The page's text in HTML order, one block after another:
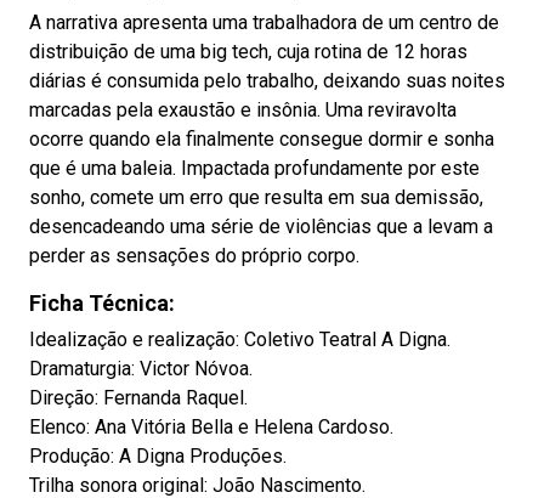
A narrativa apresenta uma trabalhadora de um centro de
distribuição de uma big tech, cuja rotina de 12 horas
diárias é consumida pelo trabalho, deixando suas noites
marcadas pela exaustão e insônia. Uma reviravolta
ocorre quando ela finalmente consegue dormir e sonha
que é uma baleia. Impactada profundamente por este
sonho, comete um erro que resulta em sua demissão,
desencadeando uma série de violências que a levam a
perder as sensações do próprio corpo.
Ficha Técnica:
Idealização e realização: Coletivo Teatral A Digna.
Dramaturgia: Victor Nóvoa.
Direção: Fernanda Raquel.
Elenco: Ana Vitória Bella e Helena Cardoso.
Produção: A Digna Produções.
Trilha sonora original: João Nascimento.